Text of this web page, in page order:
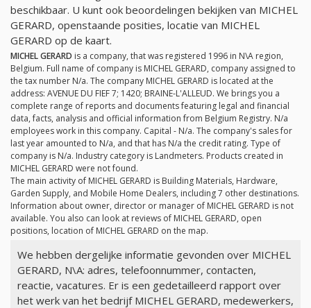
beschikbaar. U kunt ook beoordelingen bekijken van MICHEL
GERARD, openstaande posities, locatie van MICHEL
GERARD op de kaart.
MICHEL GERARD is a company, that was registered 1996 in N\A region,
Belgium. Full name of company is MICHEL GERARD, company assigned to
the tax number N/a. The company MICHEL GERARD is located at the
address: AVENUE DU FIEF 7; 1420; BRAINE-L'ALLEUD. We brings you a
complete range of reports and documents featuring legal and financial
data, facts, analysis and official information from Belgium Registry. N/a
employees work in this company. Capital - N/a. The company's sales for
last year amounted to N/a, and that has N/a the credit rating. Type of
company is N/a. Industry category is Landmeters. Products created in
MICHEL GERARD were not found.
The main activity of MICHEL GERARD is Building Materials, Hardware,
Garden Supply, and Mobile Home Dealers, including 7 other destinations.
Information about owner, director or manager of MICHEL GERARD is not
available. You also can look at reviews of MICHEL GERARD, open
positions, location of MICHEL GERARD on the map.
We hebben dergelijke informatie gevonden over MICHEL
GERARD, N\A: adres, telefoonnummer, contacten,
reactie, vacatures. Er is een gedetailleerd rapport over
het werk van het bedrijf MICHEL GERARD, medewerkers,